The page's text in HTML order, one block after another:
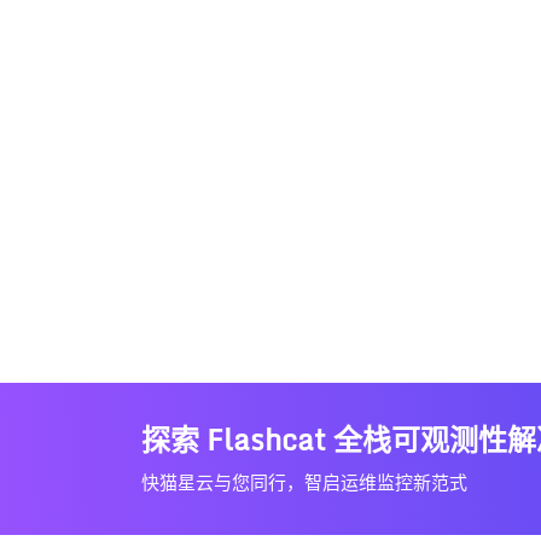
探索 Flashcat 全栈可观测性
快猫星云与您同行，智启运维监控新范式